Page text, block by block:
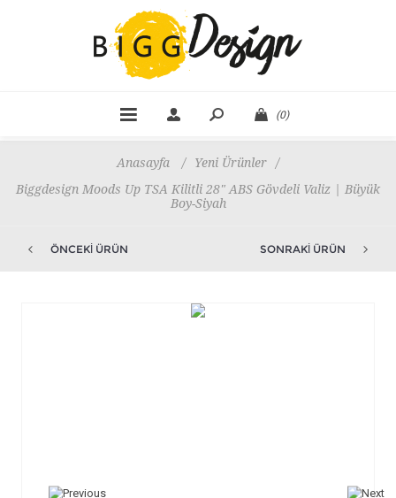
(0)
Anasayfa / Yeni Ürünler
/
Biggdesign Moods Up TSA Kilitli 28" ABS Gövdeli Valiz | Büyük
Boy-Siyah
ÖNCEKI ÜRÜN SONRAKI ÜRÜN